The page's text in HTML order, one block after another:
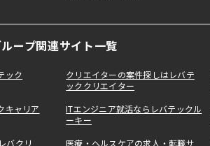
ープ関連サイト一覧
ック
クリエイターの案件探しはレバテ
ッククリエイター
キャリア
ITエンジニア就活ならレバテックル
ーキー
バクリ 医療・ヘルスケアの求人・転職サ